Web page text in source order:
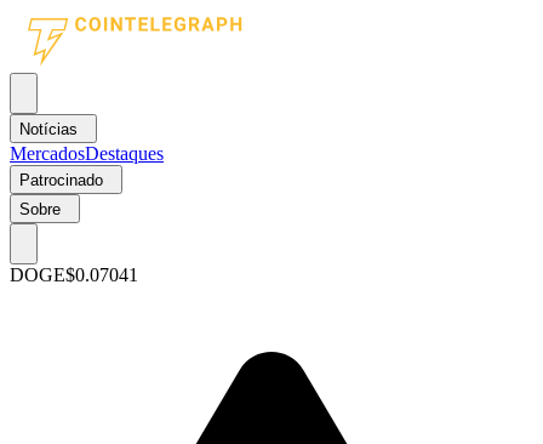
Notícias
MercadosDestaques
Patrocinado
Sobre
DOGE$0.07041